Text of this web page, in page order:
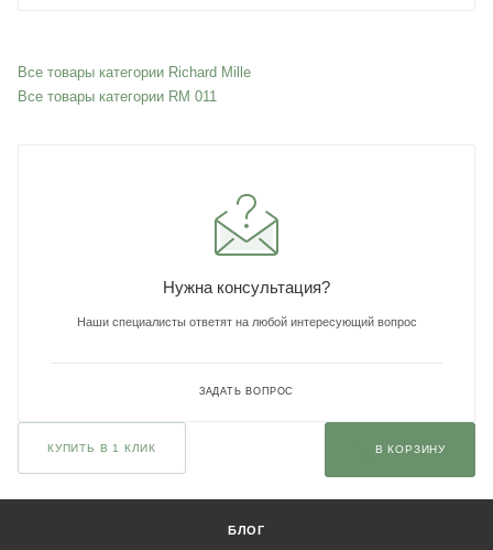
Все товары категории Richard Mille
Все товары категории RM 011
Нужна консультация?
Наши специалисты ответят на любой интересующий вопрос
ЗАДАТЬ ВОПРОС
КУПИТЬ В 1 КЛИК В КОРЗИНУ
БЛОГ